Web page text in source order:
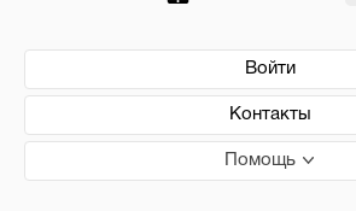
Войти
Контакты
Помощь